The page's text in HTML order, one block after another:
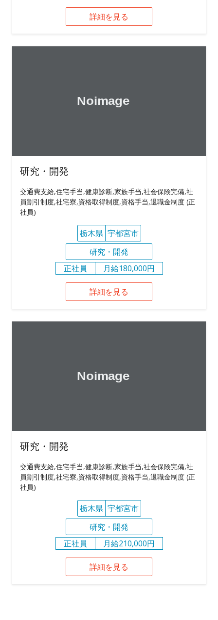
詳細を見る
研究・開発
交通費支給,住宅手当,健康診断,家族手当,社会保険完備,社
員割引制度,社宅寮,資格取得制度,資格手当,退職金制度 (正
社員)
栃木県 宇都宮市
研究・開発
正社員
月給180,000円
詳細を見る
研究・開発
交通費支給,住宅手当,健康診断,家族手当,社会保険完備,社
員割引制度,社宅寮,資格取得制度,資格手当,退職金制度 (正
社員)
栃木県 宇都宮市
研究・開発
正社員
月給210,000円
詳細を見る